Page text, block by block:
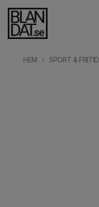
HEM SPORT & FRITID